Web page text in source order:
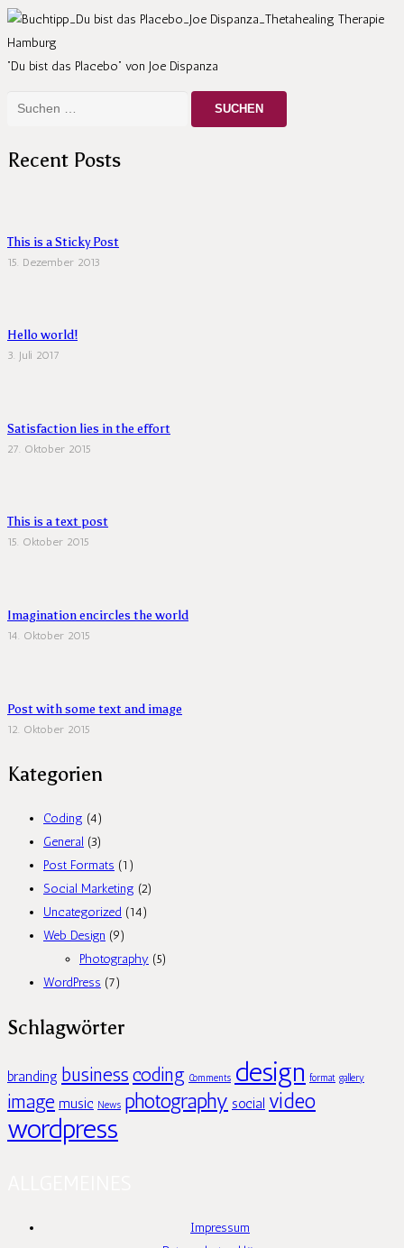
“Du bist das Placebo” von Joe Dispanza
Suchen
Recent Posts
This is a Sticky Post
15. Dezember 2013
Hello world!
3. Juli 2017
Satisfaction lies in the effort
27. Oktober 2015
This is a text post
15. Oktober 2015
Imagination encircles the world
14. Oktober 2015
Post with some text and image
12. Oktober 2015
Kategorien
Coding (4)
General (3)
Post Formats (1)
Social Marketing (2)
Uncategorized (14)
Web Design (9)
Photography (5)
WordPress (7)
Schlagwörter
branding business coding Comments design format gallery
image music News photography social video
wordpress
Impressum